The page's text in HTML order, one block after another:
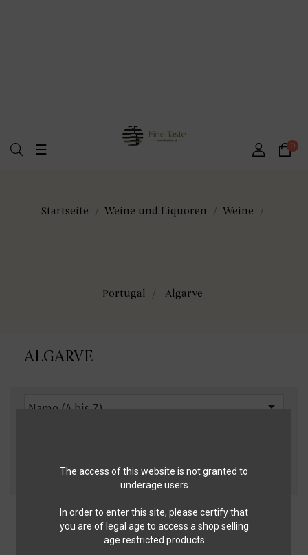
The access of this website is not granted to
underage users
In order to enter this site, please certify that
you are of legal age to access a shop selling
age restricted products
Umschalten
☰ 0
Startseite Weine und Liquoren Weine
Portugal Algarve
ALGARVE
Name (A bis Z) 
1 - 3 von 3 Artikel(n)